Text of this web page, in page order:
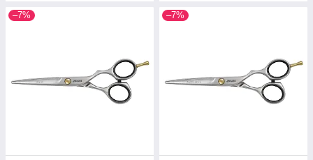
–7% –7%